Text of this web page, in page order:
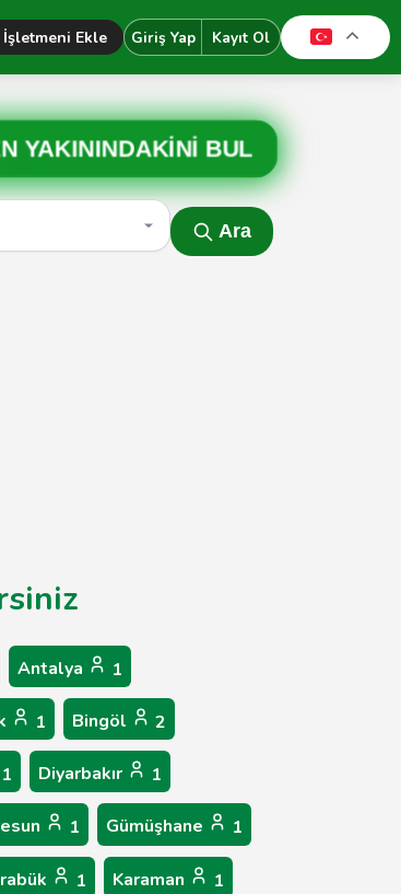
İşletmeni Ekle Giriş Yap Kayıt Ol
YAKININDAKİNİ BUL
Ara
Antalya 1
1 Bingöl 2
1 Diyarbakır 1
1 Gümüşhane 1
1 Karaman 1